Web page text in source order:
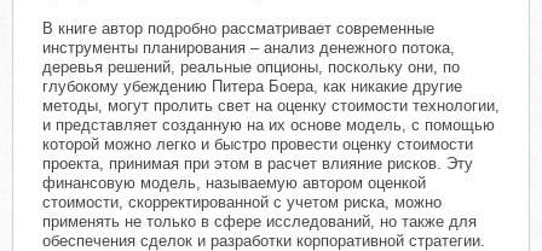
В книге автор подробно рассматривает современные
инструменты планирования – анализ денежного потока,
деревья решений, реальные опционы, поскольку они, по
глубокому убеждению Питера Боера, как никакие другие
методы, могут пролить свет на оценку стоимости технологии,
и представляет созданную на их основе модель, с помощью
которой можно легко и быстро провести оценку стоимости
проекта, принимая при этом в расчет влияние рисков. Эту
финансовую модель, называемую автором оценкой
стоимости, скорректированной с учетом риска, можно
применять не только в сфере исследований, но также для
обеспечения сделок и разработки корпоративной стратегии.